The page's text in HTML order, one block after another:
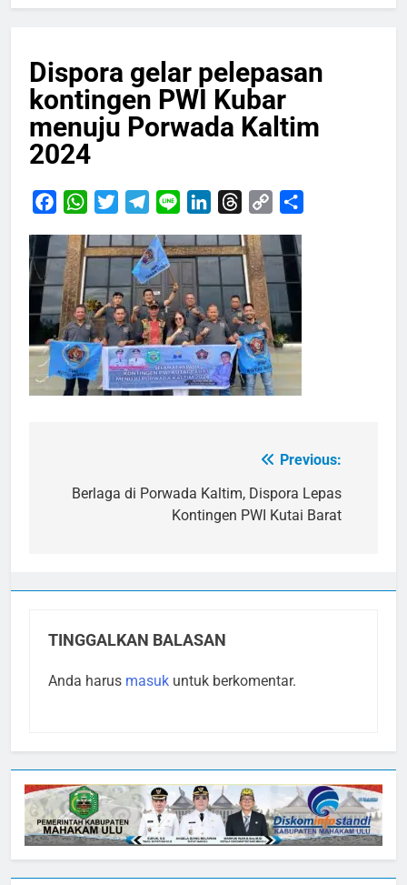
Dispora gelar pelepasan
kontingen PWI Kubar
menuju Porwada Kaltim
2024
FacebookWhatsApp
TwitterTelegram
Line LinkedInThreads
Copy
pos
Previous:
Berlaga di Porwada Kaltim, Dispora Lepas
Kontingen PWI Kutai Barat
TINGGALKAN BALASAN
Anda harus masuk untuk berkomentar.